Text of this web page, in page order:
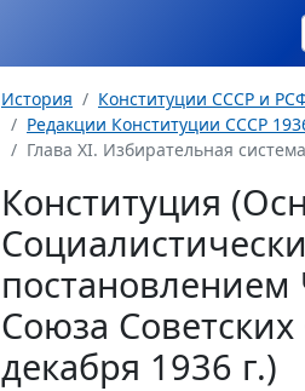
История Конституции СССР и
Редакции Конституции СССР
Глава XI. Избирательная
Конституция
Союза
декабря 1936 г.)